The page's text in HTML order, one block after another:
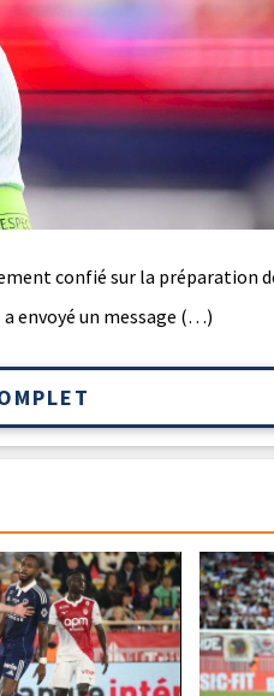
confié sur la préparation
envoyé un message (…)